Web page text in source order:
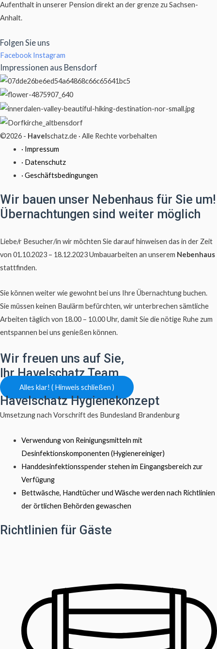
Aufenthalt in unserer Pension direkt an der grenze zu Sachsen-
Anhalt.
Folgen Sie uns
Facebook Instagram
Impressionen aus Bensdorf
©2026 - Havelschatz.de · Alle Rechte vorbehalten
· Impressum
· Datenschutz
· Geschäftsbedingungen
Wir bauen unser Nebenhaus für Sie um!
Übernachtungen sind weiter möglich
Liebe/r Besucher/in wir möchten Sie darauf hinweisen das in der Zeit
von 01.10.2023 – 18.12.2023 Umbauarbeiten an unserem Nebenhaus
stattfinden.
Sie können weiter wie gewohnt bei uns Ihre Übernachtung buchen.
Sie müssen keinen Baulärm befürchten, wir unterbrechen sämtliche
Arbeiten täglich von 18.00 – 10.00 Uhr, damit Sie die nötige Ruhe zum
entspannen bei uns genießen können.
Wir freuen uns auf Sie,
Ihr Havelschatz Team
Alles klar! ( Hinweis schließen )
Havelschatz Hygienekonzept
Umsetzung nach Vorschrift des Bundesland Brandenburg
Verwendung von Reinigungsmitteln mit
Desinfektionskomponenten (Hygienereiniger)
Handdesinfektionsspender stehen im Eingangsbereich zur
Verfügung
Bettwäsche, Handtücher und Wäsche werden nach Richtlinien
der örtlichen Behörden gewaschen
Richtlinien für Gäste